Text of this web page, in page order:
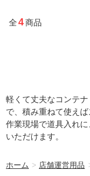
全4商品
軽くて丈夫なコンテ
で、積み重ねて使え
作業現場で道具入れ
いただけます。
ホーム > 店舗運営用品